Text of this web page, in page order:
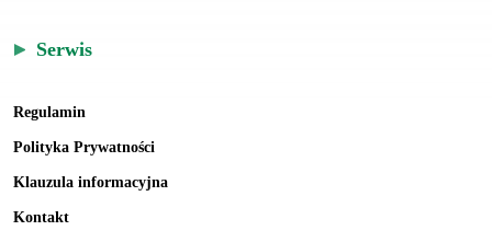
Serwis
Regulamin
Polityka Prywatności
Klauzula informacyjna
Kontakt